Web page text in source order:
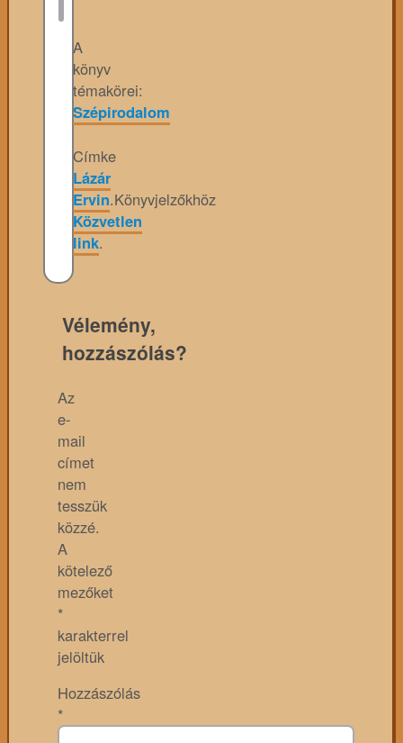
A
könyv
témakörei:
Szépirodalom
Címke
Lázár
Ervin.Könyvjelzőkhöz
Közvetlen
link.
Vélemény,
hozzászólás?
Az
e-
mail
címet
nem
tesszük
közzé.
A
kötelező
mezőket
*
karakterrel
jelöltük
Hozzászólás
*